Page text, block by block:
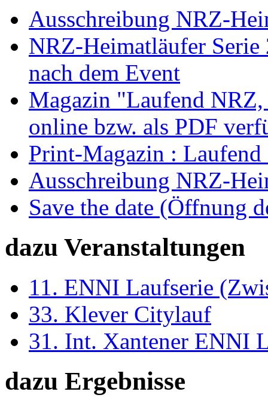
Ausschreibung NRZ-
NRZ-Heimatläufer
nach dem Event
Magazin "Laufend
online bzw. als PDF
Print-Magazin :
Ausschreibung NRZ-
Save the date (Öffnung
dazu Veranstaltungen
11. ENNI Laufserie
33. Klever Citylauf
31. Int. Xantener ENNI
dazu Ergebnisse